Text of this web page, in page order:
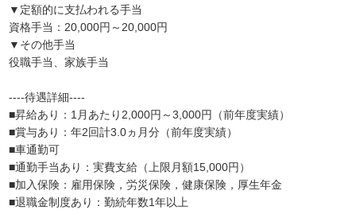
▼定額的に支払われる手当
資格手当：20,000円～20,000円
▼その他手当
役職手当、家族手当
----待遇詳細----
■昇給あり：1月あたり2,000円～3,000円（前年度実績）
■賞与あり：年2回計3.0ヵ月分（前年度実績）
■車通勤可
■通勤手当あり：実費支給（上限月額15,000円）
■加入保険：雇用保険，労災保険，健康保険，厚生年金
■退職金制度あり：勤続年数1年以上